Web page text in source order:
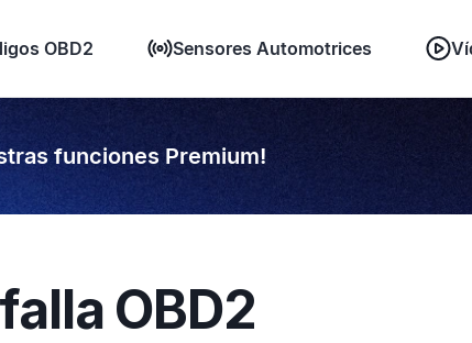
OBD2 Sensores Automotrices
funciones Premium!
OBD2